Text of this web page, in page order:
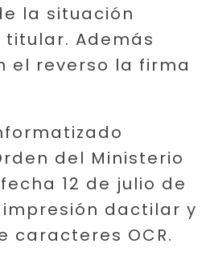
la situación
Además
el reverso la firma
del Ministerio
12 de julio de
impresión dactilar y
caracteres OCR.